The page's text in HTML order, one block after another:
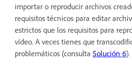
importar o reproducir archivos
requisitos técnicos para editar
estrictos que los requisitos para
vídeo. A veces tienes que
problemáticos (consulta Solución 6).